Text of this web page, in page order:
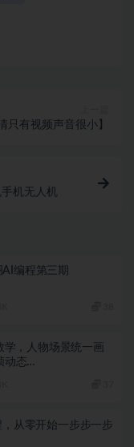
只有视频声音很小】
机无人机
编程第三期
学，人物场景统一画
动态…
从零开始一步步一步